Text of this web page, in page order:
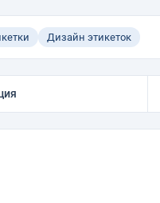
Дизайн этикеток